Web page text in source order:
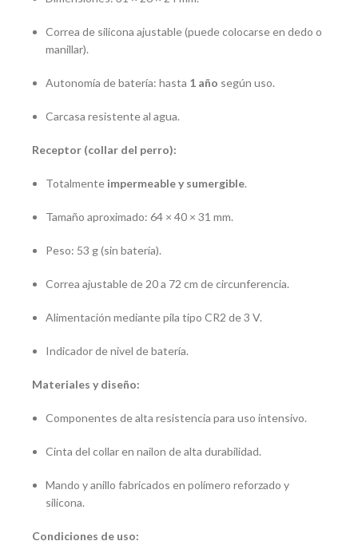
Correa de silicona ajustable (puede colocarse en dedo o
manillar).
Autonomía de batería: hasta 1 año según uso.
Carcasa resistente al agua.
Receptor (collar del perro):
Totalmente impermeable y sumergible.
Tamaño aproximado: 64 × 40 × 31 mm.
Peso: 53 g (sin batería).
Correa ajustable de 20 a 72 cm de circunferencia.
Alimentación mediante pila tipo CR2 de 3 V.
Indicador de nivel de batería.
Materiales y diseño:
Componentes de alta resistencia para uso intensivo.
Cinta del collar en nailon de alta durabilidad.
Mando y anillo fabricados en polímero reforzado y
silicona.
Condiciones de uso: